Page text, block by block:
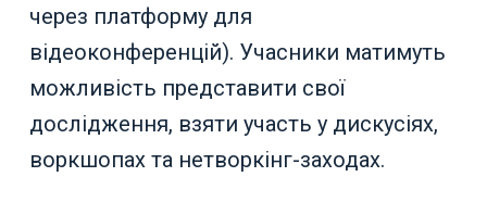
через платформу для
відеоконференцій). Учасники матимуть
можливість представити свої
дослідження, взяти участь у дискусіях,
воркшопах та нетворкінг-заходах.